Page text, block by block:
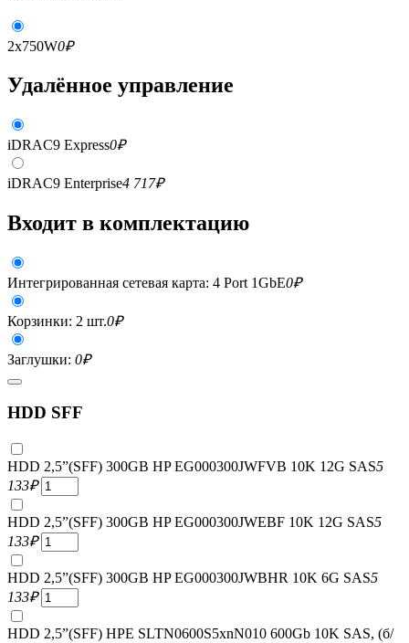
2x750W0₽
Удалённое управление
iDRAC9 Express0₽
iDRAC9 Enterprise4 717₽
Входит в комплектацию
Интегрированная сетевая карта: 4 Port 1GbE0₽
Корзинки: 2 шт.0₽
Заглушки: 0₽
HDD SFF
HDD 2,5”(SFF) 300GB HP EG000300JWFVB 10K 12G SAS5
133₽
HDD 2,5”(SFF) 300GB HP EG000300JWEBF 10K 12G SAS5
133₽
HDD 2,5”(SFF) 300GB HP EG000300JWBHR 10K 6G SAS5
133₽
HDD 2,5”(SFF) HPE SLTN0600S5xnN010 600Gb 10K SAS, (б/